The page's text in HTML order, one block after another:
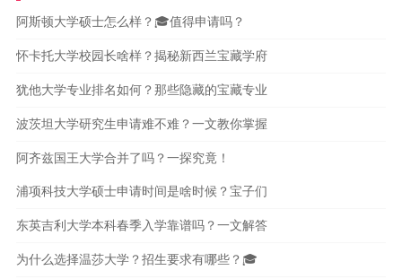
阿斯顿大学硕士怎么样？🎓值得申请吗？
怀卡托大学校园长啥样？揭秘新西兰宝藏学府
犹他大学专业排名如何？那些隐藏的宝藏专业
波茨坦大学研究生申请难不难？一文教你掌握
阿齐兹国王大学合并了吗？一探究竟！
浦项科技大学硕士申请时间是啥时候？宝子们
东英吉利大学本科春季入学靠谱吗？一文解答
为什么选择温莎大学？招生要求有哪些？🎓